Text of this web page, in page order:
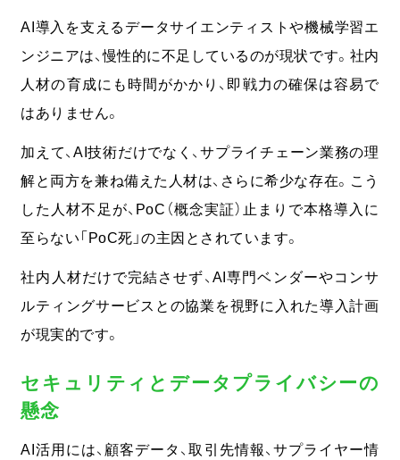
AI導入を支えるデータサイエンティストや機械学習エ
ンジニアは、慢性的に不足しているのが現状です。社内
人材の育成にも時間がかかり、即戦力の確保は容易で
はありません。
加えて、AI技術だけでなく、サプライチェーン業務の理
解と両方を兼ね備えた人材は、さらに希少な存在。 こう
した人材不足が、PoC（概念実証）止まりで本格導入に
至らない「PoC死」の主因とされています。
社内人材だけで完結させず、AI専門ベンダーやコンサ
ルティングサービスとの協業を視野に入れた導入計画
が現実的です。
セキュリティとデータプライバシーの
懸念
AI活用には、顧客データ、取引先情報、サプライヤー情